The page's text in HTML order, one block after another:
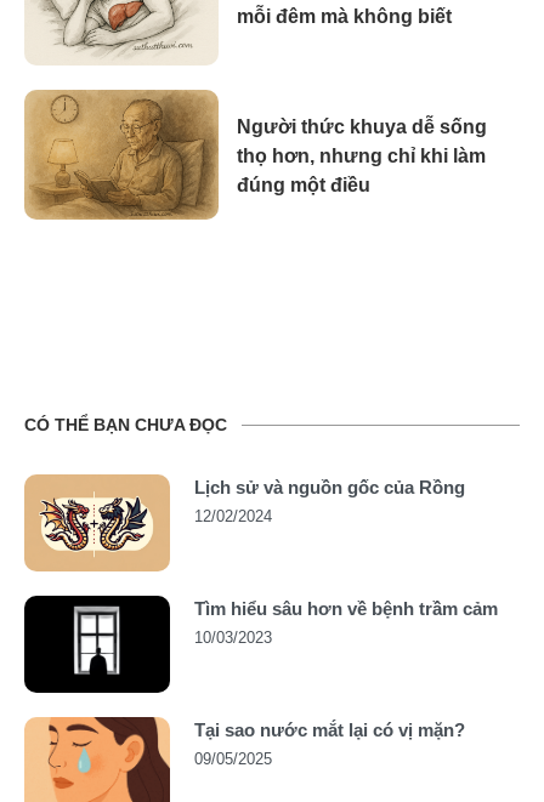
mỗi đêm mà không biết
Người thức khuya dễ sống
thọ hơn, nhưng chỉ khi làm
đúng một điều
CÓ THỂ BẠN CHƯA ĐỌC
Lịch sử và nguồn gốc của Rồng
12/02/2024
Tìm hiểu sâu hơn về bệnh trầm cảm
10/03/2023
Tại sao nước mắt lại có vị mặn?
09/05/2025